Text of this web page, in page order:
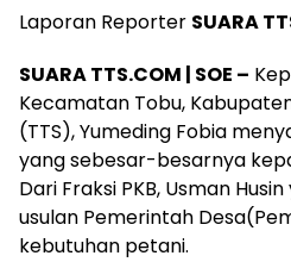
Laporan Reporter SUARA
SUARA TTS.COM | SOE –
Kecamatan Tobu,
(TTS), Yumeding Fobia
yang sebesar-besarnya
Dari Fraksi PKB, Usman
usulan Pemerintah
kebutuhan petani.